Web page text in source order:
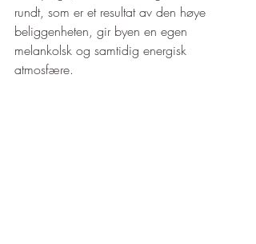
rundt, som er et resultat av den høye
beliggenheten, gir byen en egen
melankolsk og samtidig energisk
atmosfære.